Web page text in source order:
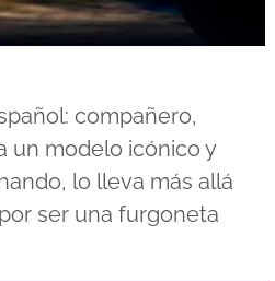
compañero,
un modelo icónico y
lo lleva más allá
ser una furgoneta